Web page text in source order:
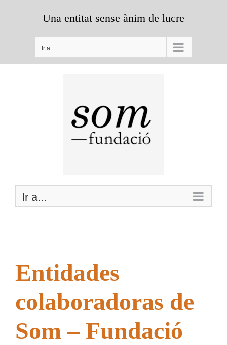
contenido
Una entitat sense ànim de lucre
Ir a...
Ir a...
Entidades
colaboradoras de
Som – Fundació